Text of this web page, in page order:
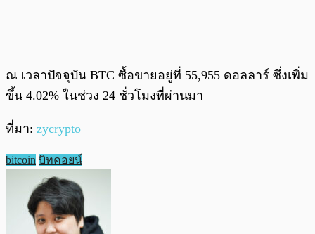
ณ เวลาปัจจุบัน BTC ซื้อขายอยู่ที่ 55,955 ดอลลาร์ ซึ่งเพิ่ม
ขึ้น 4.02% ในช่วง 24 ชั่วโมงที่ผ่านมา
ที่มา: zycrypto
bitcoin บิทคอยน์